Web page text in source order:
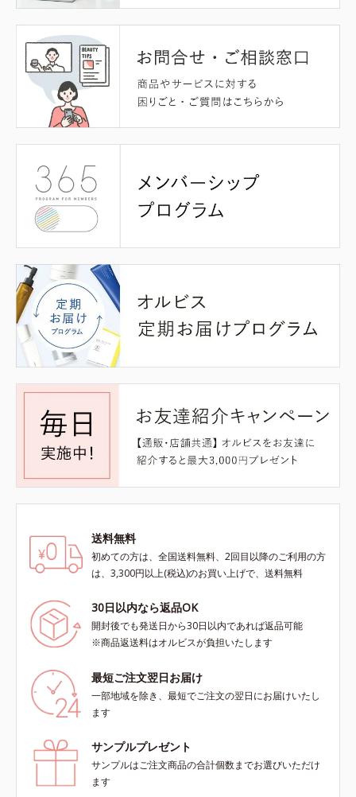
送料無料
初めての方は、全国送料無料、2回目以降のご利用の方
は、3,300円以上(税込)のお買い上げで、送料無料
30日以内なら返品OK
開封後でも発送日から30日以内であれば返品可能
※商品返送料はオルビスが負担いたします
最短ご注文翌日お届け
一部地域を除き、最短でご注文の翌日にお届けいたし
ます
サンプルプレゼント
サンプルはご注文商品の合計個数までお選びいただけ
ます